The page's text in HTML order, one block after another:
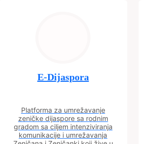
E-Dijaspora
Platforma za umrežavanje
zeničke dijaspore sa rodnim
gradom sa ciljem intenziviranja
komunikacije i umrežavanja